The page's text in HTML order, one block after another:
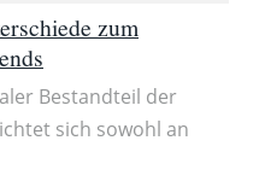
zum
Bestandteil der
sich sowohl an